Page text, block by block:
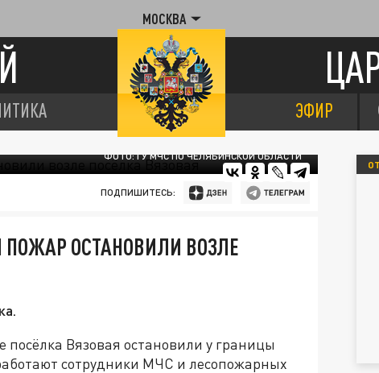
МОСКВА
ЭФИР
ФОТО: ГУ МЧС ПО ЧЕЛЯБИНСКОЙ ОБЛАСТИ
ПОДПИШИТЕСЬ:
ОСТАНОВИЛИ ВОЗЛЕ
Вязовая остановили у границы
сотрудники МЧС и лесопожарных